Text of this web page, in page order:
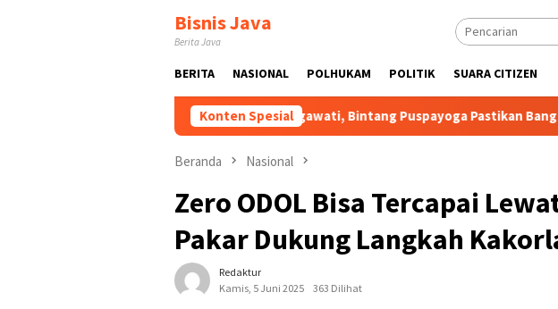
Bisnis Java
Berita Java
BERITA NASIONAL POLHUKAM POLITIK SUARA CITIZEN
Konten Spesial
Atas Arahan Megawati, Bintang Puspayoga Pastikan Bang Jali Terus
Beranda Nasional
Zero ODOL Bisa Tercapai
Pakar Dukung Langkah
Redaktur
Kamis, 5 Juni 2025
363 Dilihat